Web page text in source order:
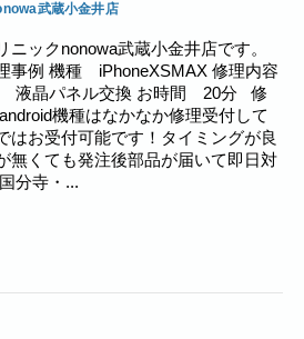
武蔵小金井店
ニックnonowa武蔵小金井店です。
事例 機種 iPhoneXSMAX 修理内容
液晶パネル交換 お時間 20分 修
機種はなかなか修理受付して
はお受付可能です！タイミングが良
無くても発注後部品が届いて即日対
分寺・...